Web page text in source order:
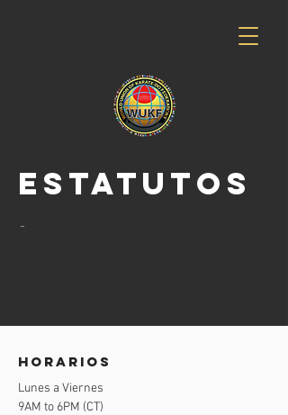
ESTATUTOS
-
horarios
Lunes a Viernes
9AM to 6PM (CT)